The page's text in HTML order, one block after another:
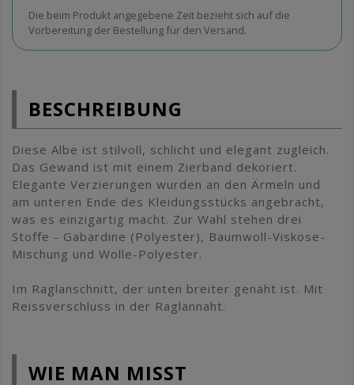
Die beim Produkt angegebene Zeit bezieht sich auf die
Vorbereitung der Bestellung für den Versand.
BESCHREIBUNG
Diese Albe ist stilvoll, schlicht und elegant zugleich.
Das Gewand ist mit einem Zierband dekoriert.
Elegante Verzierungen wurden an den Ärmeln und
am unteren Ende des Kleidungsstücks angebracht,
was es einzigartig macht. Zur Wahl stehen drei
Stoffe - Gabardine (Polyester), Baumwoll-Viskose-
Mischung und Wolle-Polyester.
Im Raglanschnitt, der unten breiter genäht ist. Mit
Reissverschluss in der Raglannaht.
WIE MAN MISST